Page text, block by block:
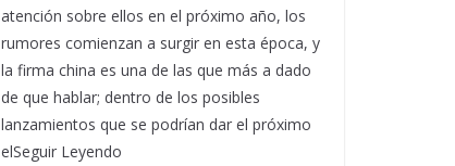
atención sobre ellos en el próximo año, los
rumores comienzan a surgir en esta época, y
la firma china es una de las que más a dado
de que hablar; dentro de los posibles
lanzamientos que se podrían dar el próximo
elSeguir Leyendo